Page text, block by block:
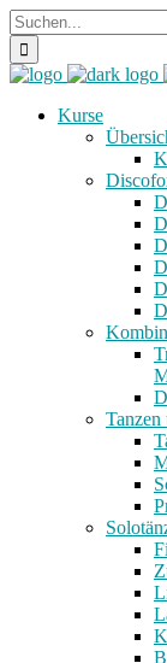
Kurse
Tanzen